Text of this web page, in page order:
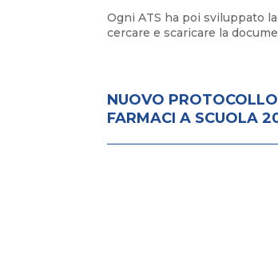
Ogni ATS ha poi sviluppato
cercare e scaricare la
NUOVO
FARMACI A SCUOLA